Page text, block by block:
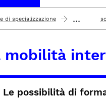
di specializzazione ...
mobilità
Le possibilità di